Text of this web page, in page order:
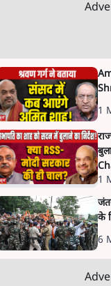
1
में
1
के
6